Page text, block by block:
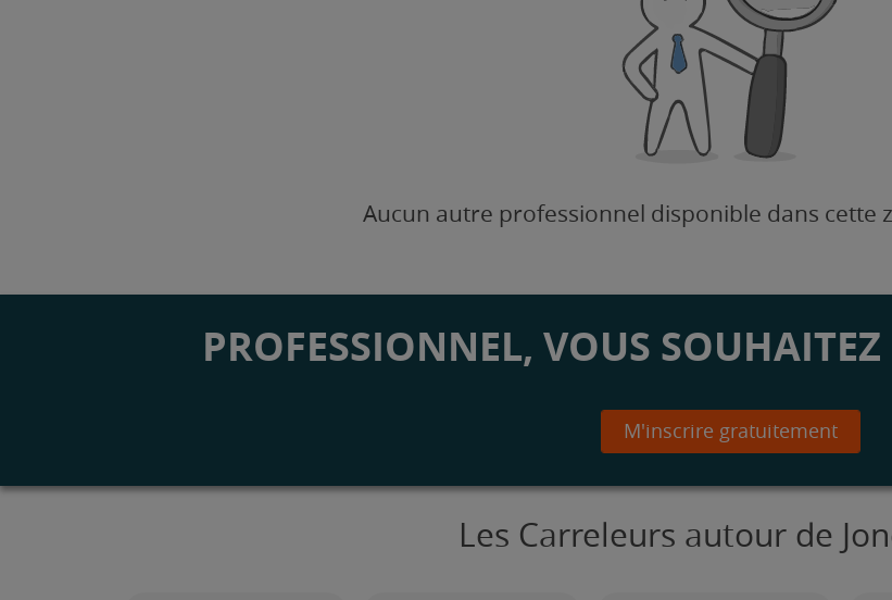
Aucun autre professionnel disponible dans cette
PROFESSIONNEL, VOUS
M'inscrire gratuitement
Les Carreleurs autour de